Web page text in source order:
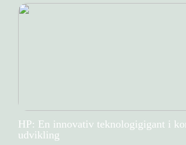
HP: En innovativ teknologigigant i
udvikling